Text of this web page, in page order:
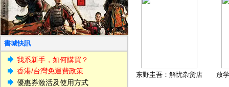
書城快訊
我系新手，如何購買？
香港/台灣免運費政策
優惠券激活及使用方式
东野圭吾：解忧杂货店 放